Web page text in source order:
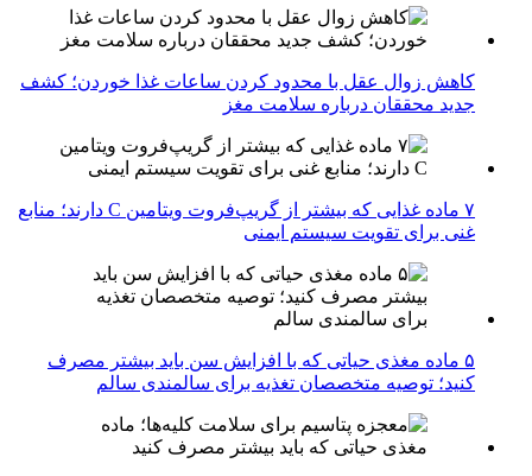
کاهش زوال عقل با محدود کردن ساعات غذا خوردن؛ کشف
جدید محققان درباره سلامت مغز
۷ ماده غذایی که بیشتر از گریپ‌فروت ویتامین C دارند؛ منابع
غنی برای تقویت سیستم ایمنی
۵ ماده مغذی حیاتی که با افزایش سن باید بیشتر مصرف
کنید؛ توصیه متخصصان تغذیه برای سالمندی سالم